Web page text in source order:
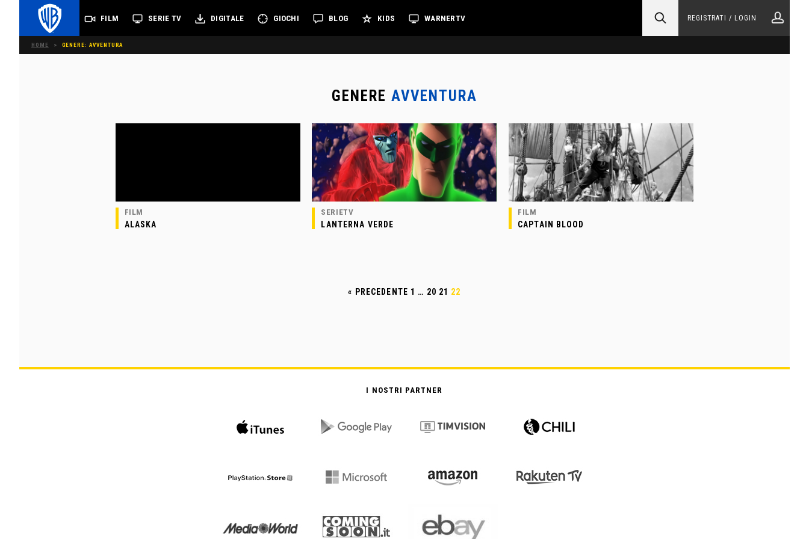
FILM SERIE TV DIGITALE GIOCHI BLOG KIDS WARNERTV REGISTRATI / LOGIN
HOME > GENERE: AVVENTURA
GENERE AVVENTURA
FILM
ALASKA
SERIETV
LANTERNA VERDE
FILM
CAPTAIN BLOOD
« PRECEDENTE 1 … 20 21 22
I NOSTRI PARTNER